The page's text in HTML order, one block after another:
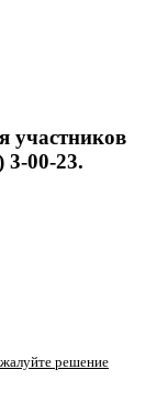
участников
3-00-23.
решение